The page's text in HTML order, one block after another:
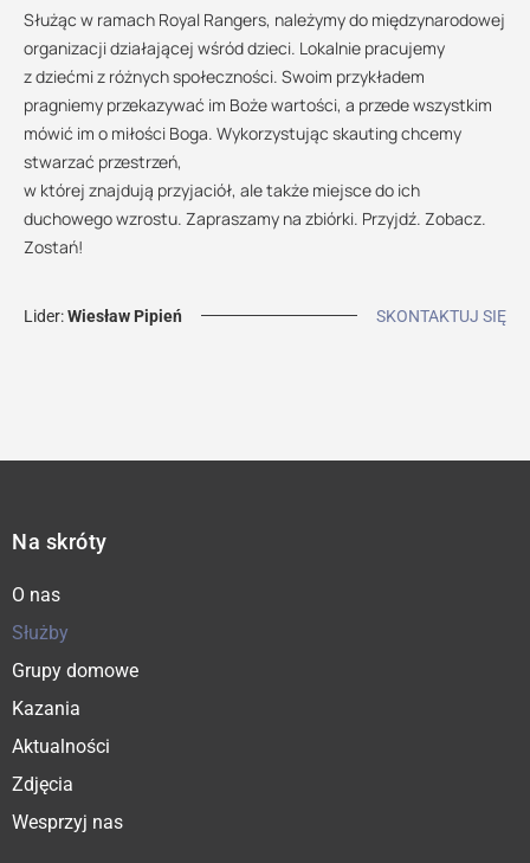
Służąc w ramach Royal Rangers, należymy do międzynarodowej
organizacji działającej wśród dzieci. Lokalnie pracujemy
z dziećmi z różnych społeczności. Swoim przykładem
pragniemy przekazywać im Boże wartości, a przede wszystkim
mówić im o miłości Boga. Wykorzystując skauting chcemy
stwarzać przestrzeń,
w której znajdują przyjaciół, ale także miejsce do ich
duchowego wzrostu. Zapraszamy na zbiórki. Przyjdź. Zobacz.
Zostań!
Lider:Wiesław Pipień SKONTAKTUJ SIĘ
Na skróty
O nas
Służby
Grupy domowe
Kazania
Aktualności
Zdjęcia
Wesprzyj nas